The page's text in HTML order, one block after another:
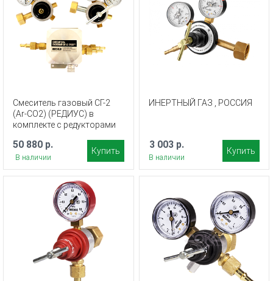
Смеситель газовый СГ-2
(Ar-СО2) (РЕДИУС) в
комплекте с редукторами
50 880 р.
В наличии
Купить
ИНЕРТНЫЙ ГАЗ , РОССИЯ
3 003 р.
В наличии
Купить